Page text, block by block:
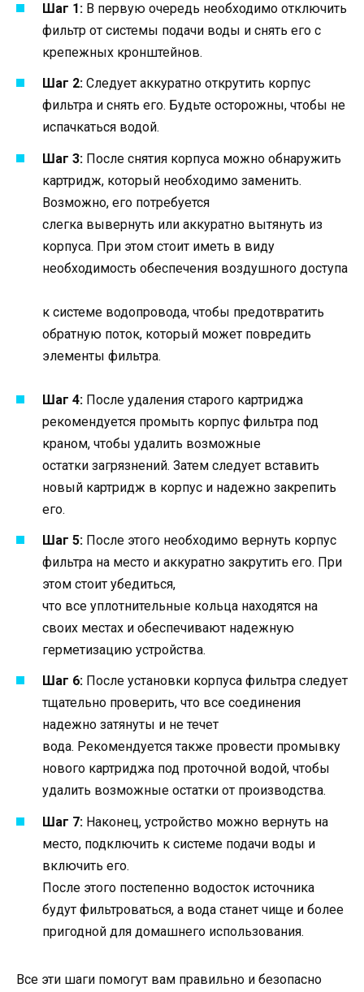
Шаг 1: В первую очередь необходимо отключить
фильтр от системы подачи воды и снять его с
крепежных кронштейнов.
Шаг 2: Следует аккуратно открутить корпус
фильтра и снять его. Будьте осторожны, чтобы не
испачкаться водой.
Шаг 3: После снятия корпуса можно обнаружить
картридж, который необходимо заменить.
Возможно, его потребуется
слегка вывернуть или аккуратно вытянуть из
корпуса. При этом стоит иметь в виду
необходимость обеспечения воздушного доступа
к системе водопровода, чтобы предотвратить
обратную поток, который может повредить
элементы фильтра.
Шаг 4: После удаления старого картриджа
рекомендуется промыть корпус фильтра под
краном, чтобы удалить возможные
остатки загрязнений. Затем следует вставить
новый картридж в корпус и надежно закрепить
его.
Шаг 5: После этого необходимо вернуть корпус
фильтра на место и аккуратно закрутить его. При
этом стоит убедиться,
что все уплотнительные кольца находятся на
своих местах и обеспечивают надежную
герметизацию устройства.
Шаг 6: После установки корпуса фильтра следует
тщательно проверить, что все соединения
надежно затянуты и не течет
вода. Рекомендуется также провести промывку
нового картриджа под проточной водой, чтобы
удалить возможные остатки от производства.
Шаг 7: Наконец, устройство можно вернуть на
место, подключить к системе подачи воды и
включить его.
После этого постепенно водосток источника
будут фильтроваться, а вода станет чище и более
пригодной для домашнего использования.
Все эти шаги помогут вам правильно и безопасно